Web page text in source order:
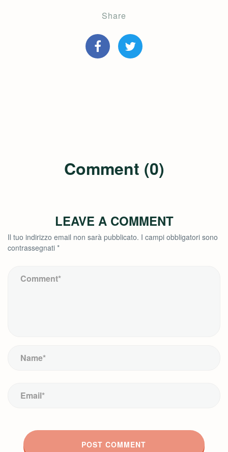
Share
Comment (0)
LEAVE A COMMENT
Il tuo indirizzo email non sarà pubblicato. I campi obbligatori sono
contrassegnati *